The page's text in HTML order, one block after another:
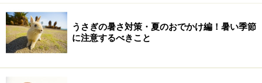
うさぎの暑さ対策・夏のおでかけ編！暑い季節
に注意するべきこと